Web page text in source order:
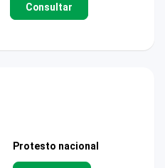
Consultar
Protesto nacional